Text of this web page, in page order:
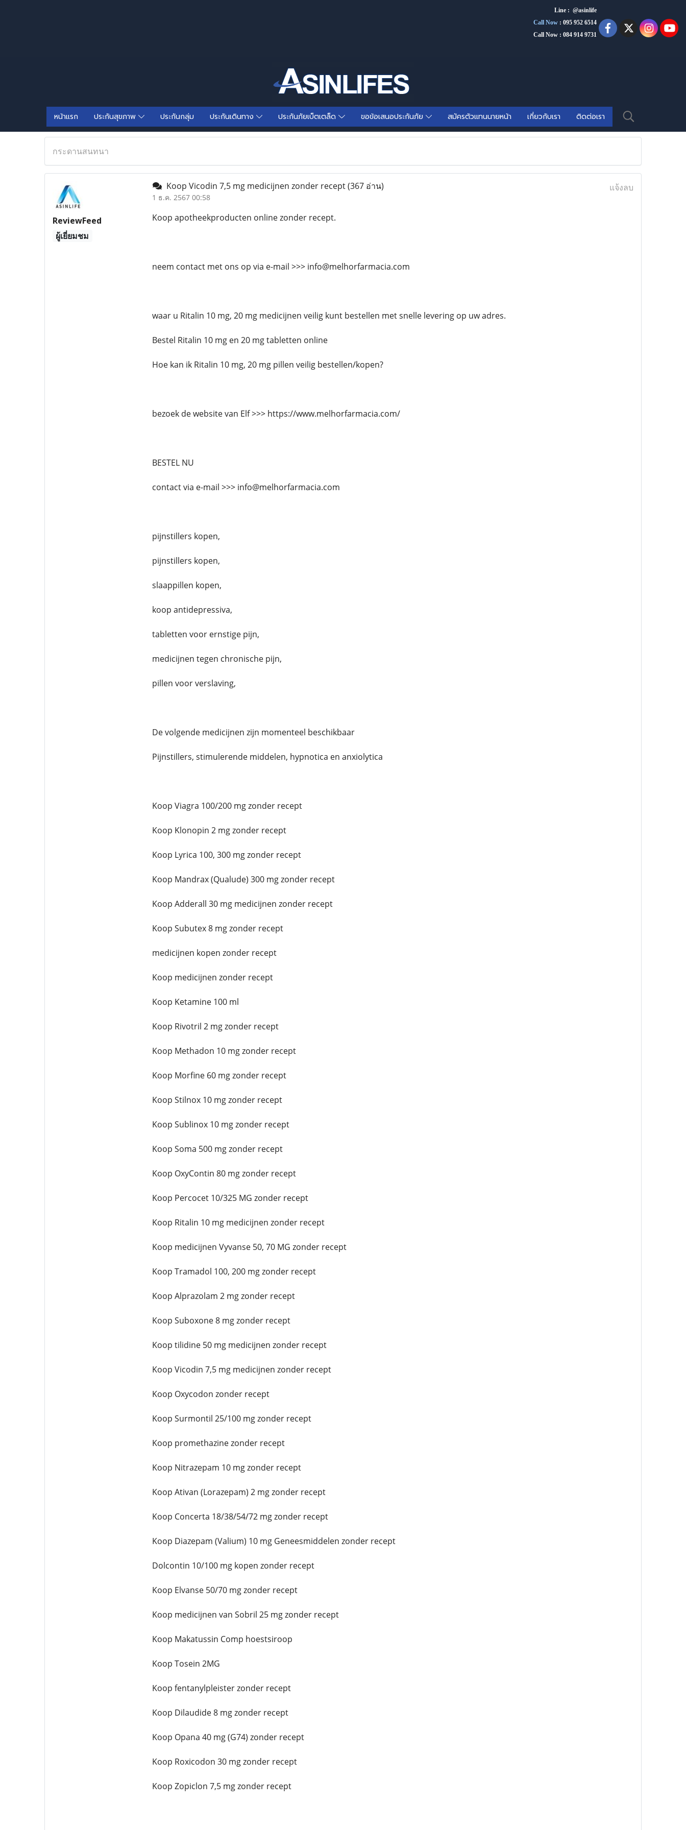
Line : @asinlife
Call Now : 095 952 6514
Call Now : 084 914 9731
หน้าแรก ประกันสุขภาพ ประกันกลุ่ม ประกันเดินทาง ประกันภัยเบ็ตเตล็ด ขอข้อเสนอประกันภัย สมัครตัวแทนนายหน้า เกี่ยวกับเรา ติดต่อเรา
กระดานสนทนา
ReviewFeed
ผู้เยี่ยมชม
Koop Vicodin 7,5 mg medicijnen zonder recept(367 อ่าน)
1 ธ.ค. 2567 00:58
แจ้งลบ
Koop apotheekproducten online zonder recept.
neem contact met ons op via e-mail >>> info@melhorfarmacia.com
waar u Ritalin 10 mg, 20 mg medicijnen veilig kunt bestellen met snelle levering op uw adres.
Bestel Ritalin 10 mg en 20 mg tabletten online
Hoe kan ik Ritalin 10 mg, 20 mg pillen veilig bestellen/kopen?
bezoek de website van Elf >>> https://www.melhorfarmacia.com/
BESTEL NU
contact via e-mail >>> info@melhorfarmacia.com
pijnstillers kopen,
pijnstillers kopen,
slaappillen kopen,
koop antidepressiva,
tabletten voor ernstige pijn,
medicijnen tegen chronische pijn,
pillen voor verslaving,
De volgende medicijnen zijn momenteel beschikbaar
Pijnstillers, stimulerende middelen, hypnotica en anxiolytica
Koop Viagra 100/200 mg zonder recept
Koop Klonopin 2 mg zonder recept
Koop Lyrica 100, 300 mg zonder recept
Koop Mandrax (Qualude) 300 mg zonder recept
Koop Adderall 30 mg medicijnen zonder recept
Koop Subutex 8 mg zonder recept
medicijnen kopen zonder recept
Koop medicijnen zonder recept
Koop Ketamine 100 ml
Koop Rivotril 2 mg zonder recept
Koop Methadon 10 mg zonder recept
Koop Morfine 60 mg zonder recept
Koop Stilnox 10 mg zonder recept
Koop Sublinox 10 mg zonder recept
Koop Soma 500 mg zonder recept
Koop OxyContin 80 mg zonder recept
Koop Percocet 10/325 MG zonder recept
Koop Ritalin 10 mg medicijnen zonder recept
Koop medicijnen Vyvanse 50, 70 MG zonder recept
Koop Tramadol 100, 200 mg zonder recept
Koop Alprazolam 2 mg zonder recept
Koop Suboxone 8 mg zonder recept
Koop tilidine 50 mg medicijnen zonder recept
Koop Vicodin 7,5 mg medicijnen zonder recept
Koop Oxycodon zonder recept
Koop Surmontil 25/100 mg zonder recept
Koop promethazine zonder recept
Koop Nitrazepam 10 mg zonder recept
Koop Ativan (Lorazepam) 2 mg zonder recept
Koop Concerta 18/38/54/72 mg zonder recept
Koop Diazepam (Valium) 10 mg Geneesmiddelen zonder recept
Dolcontin 10/100 mg kopen zonder recept
Koop Elvanse 50/70 mg zonder recept
Koop medicijnen van Sobril 25 mg zonder recept
Koop Makatussin Comp hoestsiroop
Koop Tosein 2MG
Koop fentanylpleister zonder recept
Koop Dilaudide 8 mg zonder recept
Koop Opana 40 mg (G74) zonder recept
Koop Roxicodon 30 mg zonder recept
Koop Zopiclon 7,5 mg zonder recept